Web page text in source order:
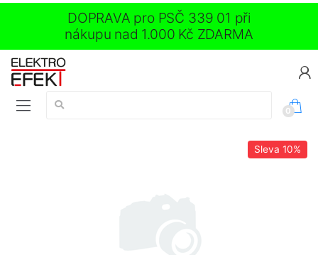
DOPRAVA pro PSČ 339 01 při
nákupu nad 1.000 Kč ZDARMA
Vyhledávání:
0
Sleva 10%